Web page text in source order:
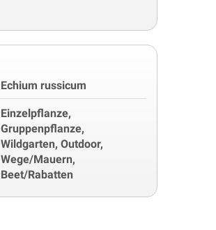
Echium russicum
Einzelpflanze,
Gruppenpflanze,
Wildgarten, Outdoor,
Wege/Mauern,
Beet/Rabatten